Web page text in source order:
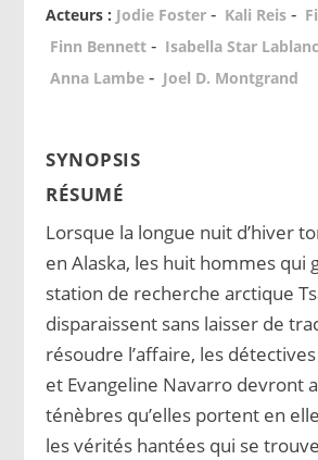
Acteurs : Jodie Foster - Kali Reis -
Finn Bennett - Isabella Star Lablanc
Anna Lambe - Joel D. Montgrand
SYNOPSIS
RÉSUMÉ
Lorsque la longue nuit d’hiver
en Alaska, les huit hommes qui
station de recherche arctique
disparaissent sans laisser de
résoudre l’affaire, les
et Evangeline Navarro devront
ténèbres qu’elles portent en
les vérités hantées qui se